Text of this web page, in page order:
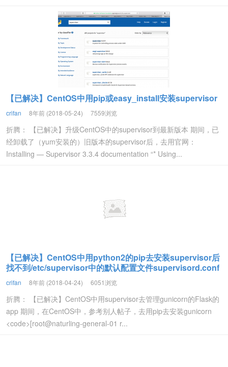
【已解决】CentOS中用pip或easy_install安装supervisor
crifan 8年前 (2018-05-24) 7559浏览
折腾： 【已解决】升级CentOS中的supervisor到最新版本 期间，已
经卸载了（yum安装的）旧版本的supervisor后，去用官网：
Installing — Supervisor 3.3.4 documentation “* Using...
【已解决】CentOS中用python2的pip去安装supervisor后
找不到/etc/supervisor中的默认配置文件supervisord.conf
crifan 8年前 (2018-04-24) 6051浏览
折腾： 【已解决】CentOS中用supervisor去管理gunicorn的Flask的
app 期间，在CentOS中，参考别人帖子，去用pip去安装gunicorn
<code>[root@naturling-general-01 r...